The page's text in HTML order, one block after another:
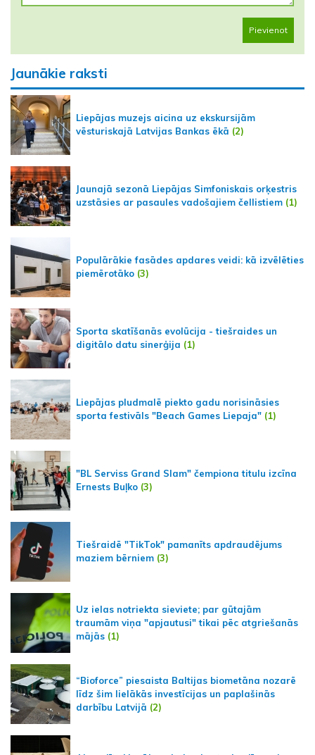
Pievienot
Jaunākie raksti
Liepājas muzejs aicina uz ekskursijām
vēsturiskajā Latvijas Bankas ēkā (2)
Jaunajā sezonā Liepājas Simfoniskais orķestris
uzstāsies ar pasaules vadošajiem čellistiem (1)
Populārākie fasādes apdares veidi: kā izvēlēties
piemērotāko (3)
Sporta skatīšanās evolūcija - tiešraides un
digitālo datu sinerģija (1)
Liepājas pludmalē piekto gadu norisināsies
sporta festivāls "Beach Games Liepaja" (1)
"BL Serviss Grand Slam" čempiona titulu izcīna
Ernests Buļko (3)
Tiešraidē "TikTok" pamanīts apdraudējums
maziem bērniem (3)
Uz ielas notriekta sieviete; par gūtajām
traumām viņa "apjautusi" tikai pēc atgriešanās
mājās (1)
“Bioforce” piesaista Baltijas biometāna nozarē
līdz šim lielākās investīcijas un paplašinās
darbību Latvijā (2)